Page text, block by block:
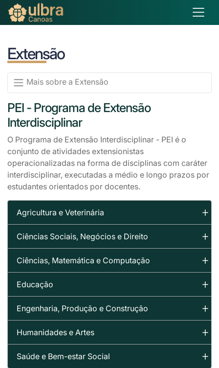
Extensão
Mais sobre a Extensão
PEI - Programa de Extensão
Interdisciplinar
O Programa de Extensão Interdisciplinar - PEI é o
conjunto de atividades extensionistas
operacionalizadas na forma de disciplinas com caráter
interdisciplinar, executadas a médio e longo prazos por
estudantes orientados por docentes.
Agricultura e Veterinária
Ciências Sociais, Negócios e Direito
Ciências, Matemática e Computação
Educação
Engenharia, Produção e Construção
Humanidades e Artes
Saúde e Bem-estar Social